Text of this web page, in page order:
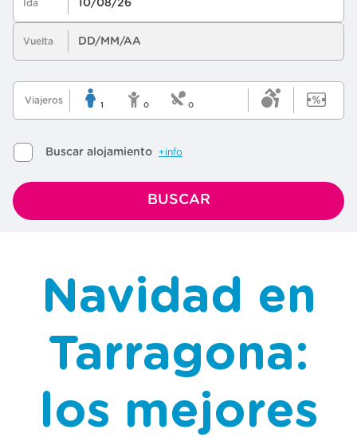
Navidad en
Tarragona:
los mejores